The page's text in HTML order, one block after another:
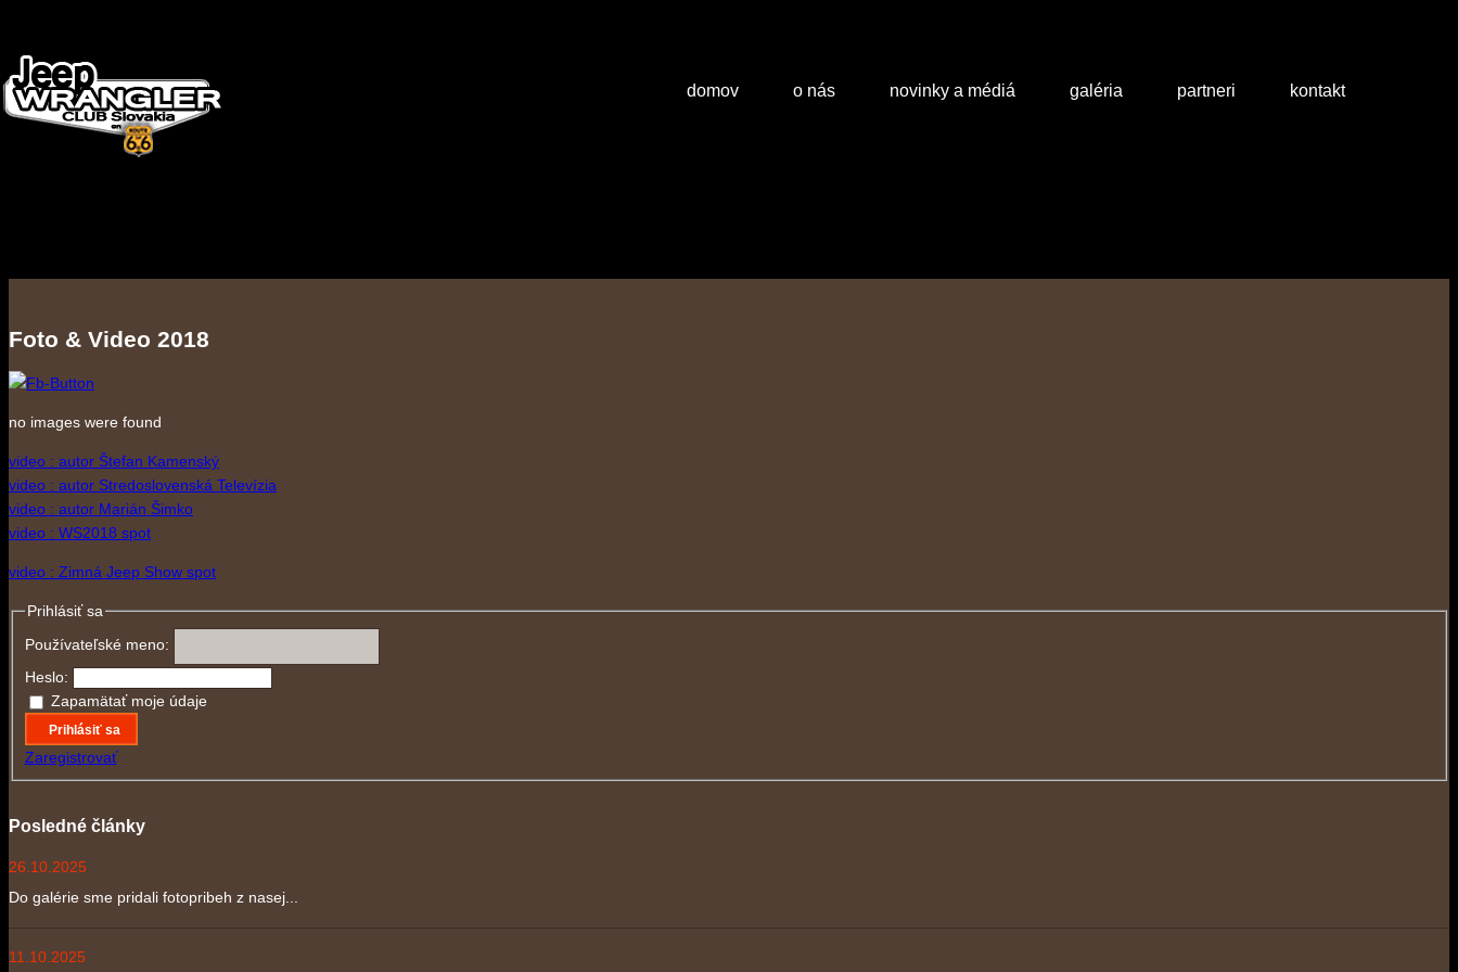
domov o nás novinky a médiá galéria partneri kontakt
Foto & Video 2018
no images were found
video : autor Štefan Kamenský
video : autor Stredoslovenská Televízia
video : autor Marián Šimko
video : WS2018 spot
video : Zimná Jeep Show spot
Prihlásiť sa
Používateľské meno:
Heslo:
Zapamätať moje údaje
Prihlásiť sa
Zaregistrovať
Posledné články
26.10.2025
Do galérie sme pridali fotopribeh z nasej...
11.10.2025